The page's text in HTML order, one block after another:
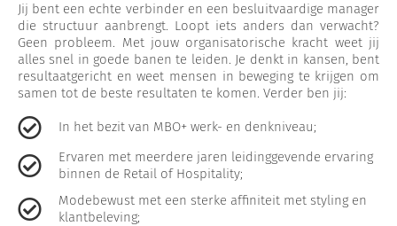
Jij bent een echte verbinder en een besluitvaardige manager
die structuur aanbrengt. Loopt iets anders dan verwacht?
Geen probleem. Met jouw organisatorische kracht weet jij
alles snel in goede banen te leiden. Je denkt in kansen, bent
resultaatgericht en weet mensen in beweging te krijgen om
samen tot de beste resultaten te komen. Verder ben jij:
In het bezit van MBO+ werk- en denkniveau;
Ervaren met meerdere jaren leidinggevende ervaring
binnen de Retail of Hospitality;
Modebewust met een sterke affiniteit met styling en
klantbeleving;